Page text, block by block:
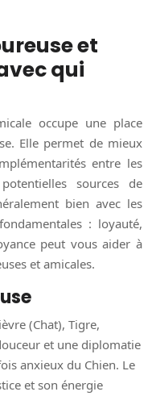
et
qui
occupe une place
Elle permet de mieux
entre les
sources de
bien avec les
: loyauté,
peut vous aider à
et amicales.
(Chat), Tigre,
et une diplomatie
anxieux du Chien. Le
et son énergie